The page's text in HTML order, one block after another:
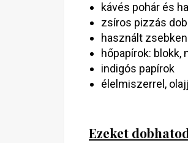
kávés pohár és
zsíros pizzás
használt
hőpapírok: blokk,
indigós papírok
élelmiszerrel,
Ezeket